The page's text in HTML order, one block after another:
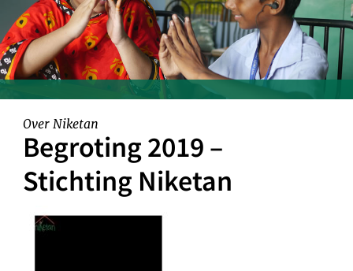
Over Niketan
Begroting 2019 –
Stichting Niketan